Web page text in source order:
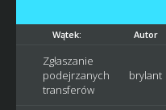
Wątek: Autor
Zgłaszanie
podejrzanych
transferów
brylant